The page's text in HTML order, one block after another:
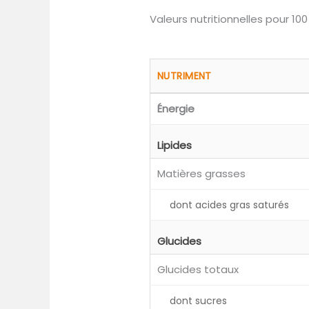
Valeurs nutritionnelles pour
NUTRIMENT
Énergie
Lipides
Matières grasses
dont acides gras saturés
Glucides
Glucides totaux
dont sucres